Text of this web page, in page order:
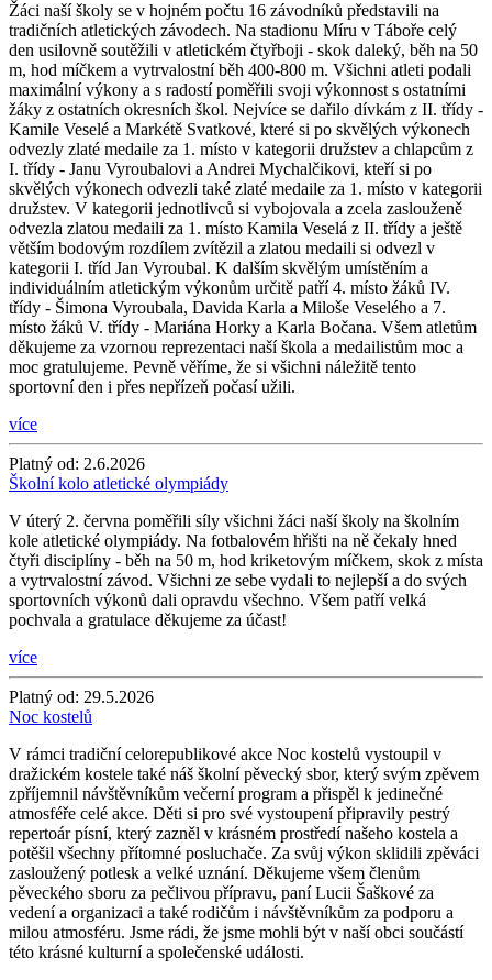
Žáci naší školy se v hojném počtu 16 závodníků představili na
tradičních atletických závodech. Na stadionu Míru v Táboře celý
den usilovně soutěžili v atletickém čtyřboji - skok daleký, běh na 50
m, hod míčkem a vytrvalostní běh 400-800 m. Všichni atleti podali
maximální výkony a s radostí poměřili svoji výkonnost s ostatními
žáky z ostatních okresních škol. Nejvíce se dařilo dívkám z II. třídy -
Kamile Veselé a Markétě Svatkové, které si po skvělých výkonech
odvezly zlaté medaile za 1. místo v kategorii družstev a chlapcům z
I. třídy - Janu Vyroubalovi a Andrei Mychalčikovi, kteří si po
skvělých výkonech odvezli také zlaté medaile za 1. místo v kategorii
družstev. V kategorii jednotlivců si vybojovala a zcela zaslouženě
odvezla zlatou medaili za 1. místo Kamila Veselá z II. třídy a ještě
větším bodovým rozdílem zvítězil a zlatou medaili si odvezl v
kategorii I. tříd Jan Vyroubal. K dalším skvělým umístěním a
individuálním atletickým výkonům určitě patří 4. místo žáků IV.
třídy - Šimona Vyroubala, Davida Karla a Miloše Veselého a 7.
místo žáků V. třídy - Mariána Horky a Karla Bočana. Všem atletům
děkujeme za vzornou reprezentaci naší škola a medailistům moc a
moc gratulujeme. Pevně věříme, že si všichni náležitě tento
sportovní den i přes nepřízeň počasí užili.
více
Platný od: 2.6.2026
Školní kolo atletické olympiády
V úterý 2. června poměřili síly všichni žáci naší školy na školním
kole atletické olympiády. Na fotbalovém hřišti na ně čekaly hned
čtyři disciplíny - běh na 50 m, hod kriketovým míčkem, skok z místa
a vytrvalostní závod. Všichni ze sebe vydali to nejlepší a do svých
sportovních výkonů dali opravdu všechno. Všem patří velká
pochvala a gratulace děkujeme za účast!
více
Platný od: 29.5.2026
Noc kostelů
V rámci tradiční celorepublikové akce Noc kostelů vystoupil v
dražickém kostele také náš školní pěvecký sbor, který svým zpěvem
zpříjemnil návštěvníkům večerní program a přispěl k jedinečné
atmosféře celé akce. Děti si pro své vystoupení připravily pestrý
repertoár písní, který zazněl v krásném prostředí našeho kostela a
potěšil všechny přítomné posluchače. Za svůj výkon sklidili zpěváci
zasloužený potlesk a velké uznání. Děkujeme všem členům
pěveckého sboru za pečlivou přípravu, paní Lucii Šaškové za
vedení a organizaci a také rodičům i návštěvníkům za podporu a
milou atmosféru. Jsme rádi, že jsme mohli být v naší obci součástí
této krásné kulturní a společenské události.